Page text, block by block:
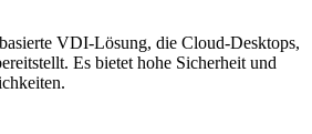
VDI-Lösung, die Cloud-Desktops,
Es bietet hohe Sicherheit und